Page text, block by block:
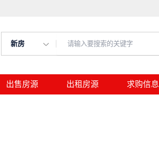
新房
出售房源 出租房源 求购信息